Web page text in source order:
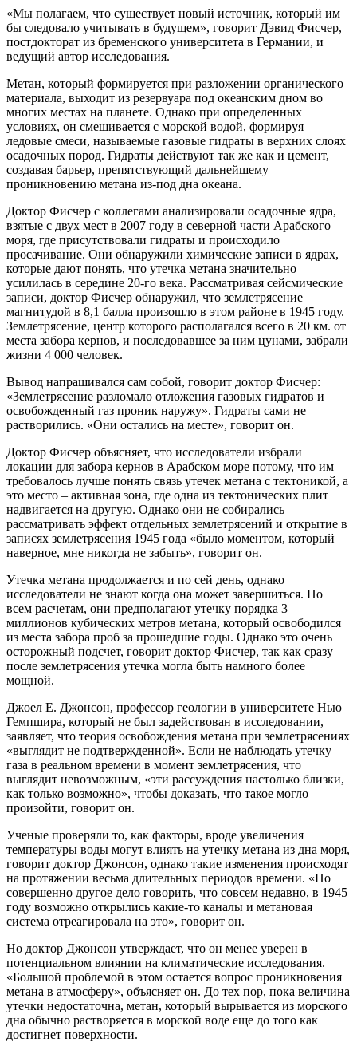
«Мы полагаем, что существует новый источник, который им
бы следовало учитывать в будущем», говорит Дэвид Фисчер,
постдокторат из бременского университета в Германии, и
ведущий автор исследования.
Метан, который формируется при разложении органического
материала, выходит из резервуара под океанским дном во
многих местах на планете. Однако при определенных
условиях, он смешивается с морской водой, формируя
ледовые смеси, называемые газовые гидраты в верхних слоях
осадочных пород. Гидраты действуют так же как и цемент,
создавая барьер, препятствующий дальнейшему
проникновению метана из-под дна океана.
Доктор Фисчер с коллегами анализировали осадочные ядра,
взятые с двух мест в 2007 году в северной части Арабского
моря, где присутствовали гидраты и происходило
просачивание. Они обнаружили химические записи в ядрах,
которые дают понять, что утечка метана значительно
усилилась в середине 20-го века. Рассматривая сейсмические
записи, доктор Фисчер обнаружил, что землетрясение
магнитудой в 8,1 балла произошло в этом районе в 1945 году.
Землетрясение, центр которого располагался всего в 20 км. от
места забора кернов, и последовавшее за ним цунами, забрали
жизни 4 000 человек.
Вывод напрашивался сам собой, говорит доктор Фисчер:
«Землетрясение разломало отложения газовых гидратов и
освобожденный газ проник наружу». Гидраты сами не
растворились. «Они остались на месте», говорит он.
Доктор Фисчер объясняет, что исследователи избрали
локации для забора кернов в Арабском море потому, что им
требовалось лучше понять связь утечек метана с тектоникой, а
это место – активная зона, где одна из тектонических плит
надвигается на другую. Однако они не собирались
рассматривать эффект отдельных землетрясений и открытие в
записях землетрясения 1945 года «было моментом, который
наверное, мне никогда не забыть», говорит он.
Утечка метана продолжается и по сей день, однако
исследователи не знают когда она может завершиться. По
всем расчетам, они предполагают утечку порядка 3
миллионов кубических метров метана, который освободился
из места забора проб за прошедшие годы. Однако это очень
осторожный подсчет, говорит доктор Фисчер, так как сразу
после землетрясения утечка могла быть намного более
мощной.
Джоел Е. Джонсон, профессор геологии в университете Нью
Гемпшира, который не был задействован в исследовании,
заявляет, что теория освобождения метана при землетрясениях
«выглядит не подтвержденной». Если не наблюдать утечку
газа в реальном времени в момент землетрясения, что
выглядит невозможным, «эти рассуждения настолько близки,
как только возможно», чтобы доказать, что такое могло
произойти, говорит он.
Ученые проверяли то, как факторы, вроде увеличения
температуры воды могут влиять на утечку метана из дна моря,
говорит доктор Джонсон, однако такие изменения происходят
на протяжении весьма длительных периодов времени. «Но
совершенно другое дело говорить, что совсем недавно, в 1945
году возможно открылись какие-то каналы и метановая
система отреагировала на это», говорит он.
Но доктор Джонсон утверждает, что он менее уверен в
потенциальном влиянии на климатические исследования.
«Большой проблемой в этом остается вопрос проникновения
метана в атмосферу», объясняет он. До тех пор, пока величина
утечки недостаточна, метан, который вырывается из морского
дна обычно растворяется в морской воде еще до того как
достигнет поверхности.